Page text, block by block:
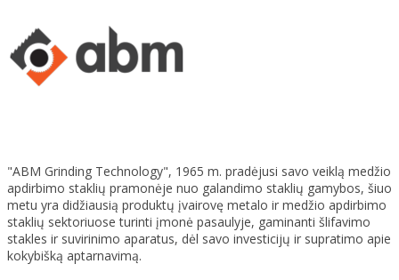
"ABM Grinding Technology", 1965 m. pradėjusi savo veiklą medžio
apdirbimo staklių pramonėje nuo galandimo staklių gamybos, šiuo
metu yra didžiausią produktų įvairovę metalo ir medžio apdirbimo
staklių sektoriuose turinti įmonė pasaulyje, gaminanti šlifavimo
stakles ir suvirinimo aparatus, dėl savo investicijų ir supratimo apie
kokybišką aptarnavimą.